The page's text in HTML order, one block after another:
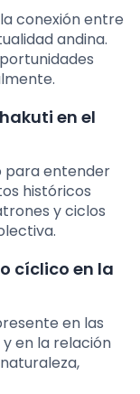
conexión entre
andina.
en el
para entender
históricos
y ciclos
cíclico en la
en las
en la relación